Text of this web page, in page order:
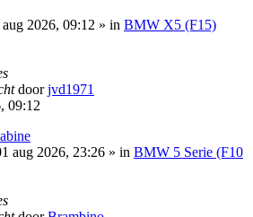
2026, 09:12 » in BMW X5 (F15)
doorjvd1971
09:12
aug 2026, 23:26 » in BMW 5 Serie (F10